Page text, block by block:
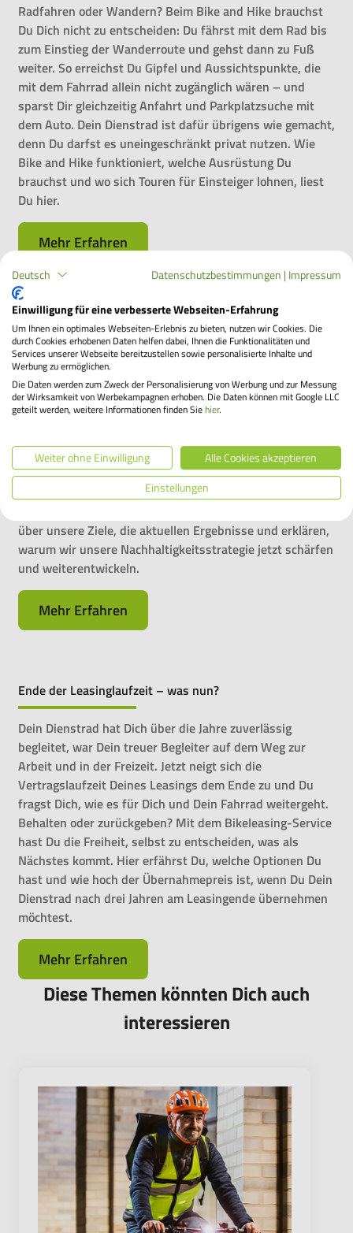
Radfahren oder Wandern? Beim Bike and Hike brauchst
Du Dich nicht zu entscheiden: Du fährst mit dem Rad bis
zum Einstieg der Wanderroute und gehst dann zu Fuß
weiter. So erreichst Du Gipfel und Aussichtspunkte, die
mit dem Fahrrad allein nicht zugänglich wären – und
sparst Dir gleichzeitig Anfahrt und Parkplatzsuche mit
dem Auto. Dein Dienstrad ist dafür übrigens wie gemacht,
denn Du darfst es uneingeschränkt privat nutzen. Wie
Bike and Hike funktioniert, welche Ausrüstung Du
brauchst und wo sich Touren für Einsteiger lohnen, liest
Du hier.
Mehr Erfahren
Unsere Nachhaltigkeitsziele 2030 - früher erreicht als
erwartet
Die Bikeleasing-Gruppe hat sich klare und messbare
Nachhaltigkeitsziele bis zum Jahr 2030 gesetzt. Unsere
Evaluation für das Jahr 2025 zeigt: Wir haben unsere
Nachhaltigkeitsziele haben wir früher erfüllt als geplant.
Ein Ergebnis, das uns stolz macht, aber auch eine klare
Botschaft sendet: Es ist Zeit, die Latte höher zu legen. In
über unsere Ziele, die aktuellen Ergebnisse und erklären,
warum wir unsere Nachhaltigkeitsstrategie jetzt schärfen
und weiterentwickeln.
Mehr Erfahren
Ende der Leasinglaufzeit – was nun?
Dein Dienstrad hat Dich über die Jahre zuverlässig
begleitet, war Dein treuer Begleiter auf dem Weg zur
Arbeit und in der Freizeit. Jetzt neigt sich die
Vertragslaufzeit Deines Leasings dem Ende zu und Du
fragst Dich, wie es für Dich und Dein Fahrrad weitergeht.
Behalten oder zurückgeben? Mit dem Bikeleasing-Service
hast Du die Freiheit, selbst zu entscheiden, was als
Nächstes kommt. Hier erfährst Du, welche Optionen Du
hast und wie hoch der Übernahmepreis ist, wenn Du Dein
Dienstrad nach drei Jahren am Leasingende übernehmen
möchtest.
Mehr Erfahren
Diese Themen könnten Dich auch
interessieren
Deutsch Datenschutzbestimmungen |Impressum
Einwilligung für eine verbesserte Webseiten-Erfahrung
Um Ihnen ein optimales Webseiten-Erlebnis zu bieten, nutzen wir Cookies. Die
durch Cookies erhobenen Daten helfen dabei, Ihnen die Funktionalitäten und
Services unserer Webseite bereitzustellen sowie personalisierte Inhalte und
Werbung zu ermöglichen.
Die Daten werden zum Zweck der Personalisierung von Werbung und zur Messung
der Wirksamkeit von Werbekampagnen erhoben. Die Daten können mit Google LLC
geteilt werden, weitere Informationen finden Siehier.
Weiter ohne Einwilligung
Alle Cookies akzeptieren
Einstellungen